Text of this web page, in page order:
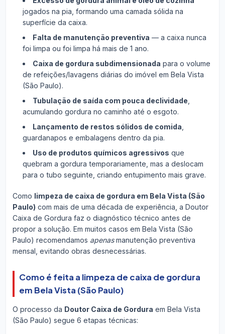
jogados na pia, formando uma camada sólida na
superfície da caixa.
Falta de manutenção preventiva — a caixa nunca
foi limpa ou foi limpa há mais de 1 ano.
Caixa de gordura subdimensionada para o volume
de refeições/lavagens diárias do imóvel em Bela Vista
(São Paulo).
Tubulação de saída com pouca declividade
acumulando gordura no caminho até o esgoto.
Lançamento de restos sólidos de comida
guardanapos e embalagens dentro da pia.
Uso de produtos químicos agressivos que
quebram a gordura temporariamente, mas a deslocam
para o tubo seguinte, criando entupimento mais grave.
Como limpeza de caixa de gordura em Bela Vista (São
Paulo) com mais de uma década de experiência, a Doutor
Caixa de Gordura faz o diagnóstico técnico antes de
propor a solução. Em muitos casos em Bela Vista (São
Paulo) recomendamos apenasmanutenção preventiva
mensal, evitando obras desnecessárias.
Como é feita a limpeza de caixa de gordura
em Bela Vista (São Paulo)
O processo da Doutor Caixa de Gordura em Bela Vista
(São Paulo) segue 6 etapas técnicas: